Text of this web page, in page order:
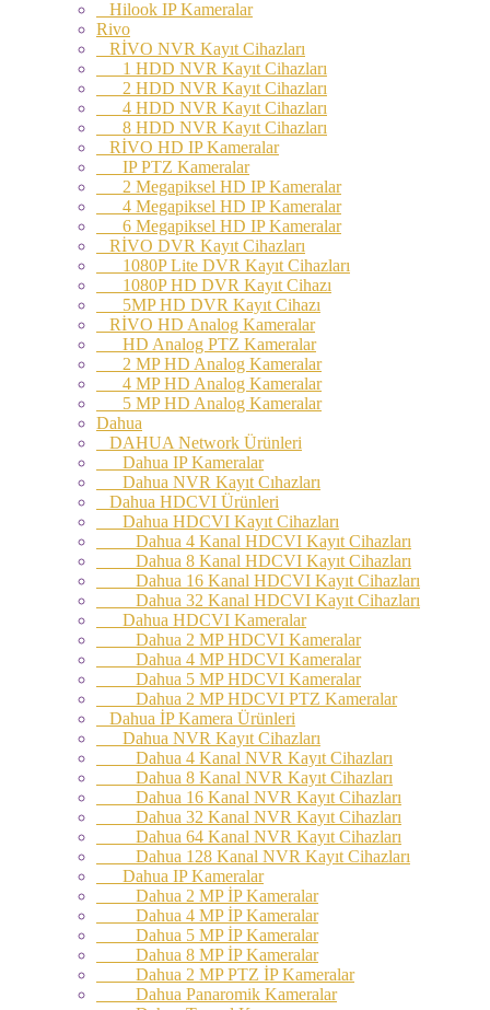
Hilook IP Kameralar
Rivo
RİVO NVR Kayıt Cihazları
1 HDD NVR Kayıt Cihazları
2 HDD NVR Kayıt Cihazları
4 HDD NVR Kayıt Cihazları
8 HDD NVR Kayıt Cihazları
RİVO HD IP Kameralar
IP PTZ Kameralar
2 Megapiksel HD IP Kameralar
4 Megapiksel HD IP Kameralar
6 Megapiksel HD IP Kameralar
RİVO DVR Kayıt Cihazları
1080P Lite DVR Kayıt Cihazları
1080P HD DVR Kayıt Cihazı
5MP HD DVR Kayıt Cihazı
RİVO HD Analog Kameralar
HD Analog PTZ Kameralar
2 MP HD Analog Kameralar
4 MP HD Analog Kameralar
5 MP HD Analog Kameralar
Dahua
DAHUA Network Ürünleri
Dahua IP Kameralar
Dahua NVR Kayıt Cıhazları
Dahua HDCVI Ürünleri
Dahua HDCVI Kayıt Cihazları
Dahua 4 Kanal HDCVI Kayıt Cihazları
Dahua 8 Kanal HDCVI Kayıt Cihazları
Dahua 16 Kanal HDCVI Kayıt Cihazları
Dahua 32 Kanal HDCVI Kayıt Cihazları
Dahua HDCVI Kameralar
Dahua 2 MP HDCVI Kameralar
Dahua 4 MP HDCVI Kameralar
Dahua 5 MP HDCVI Kameralar
Dahua 2 MP HDCVI PTZ Kameralar
Dahua İP Kamera Ürünleri
Dahua NVR Kayıt Cihazları
Dahua 4 Kanal NVR Kayıt Cihazları
Dahua 8 Kanal NVR Kayıt Cihazları
Dahua 16 Kanal NVR Kayıt Cihazları
Dahua 32 Kanal NVR Kayıt Cihazları
Dahua 64 Kanal NVR Kayıt Cihazları
Dahua 128 Kanal NVR Kayıt Cihazları
Dahua IP Kameralar
Dahua 2 MP İP Kameralar
Dahua 4 MP İP Kameralar
Dahua 5 MP İP Kameralar
Dahua 8 MP İP Kameralar
Dahua 2 MP PTZ İP Kameralar
Dahua Panaromik Kameralar